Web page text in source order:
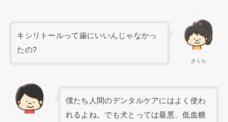
さくら
キシリトールって歯にいいんじゃなかっ
たの?
僕たち人間のデンタルケアにはよく使わ
れるよね。でも犬とっては最悪、低血糖